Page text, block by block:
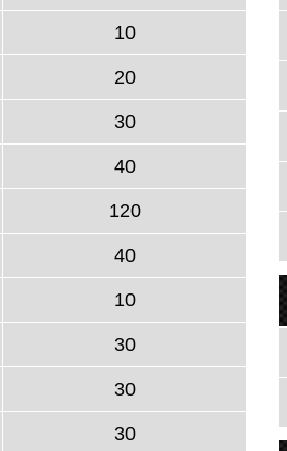
10
20
30
40
120
40
10
30
30
30